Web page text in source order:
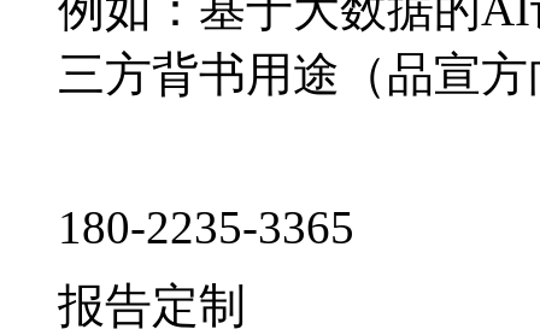
三方背书用途（品宣
180-2235-3365
报告定制